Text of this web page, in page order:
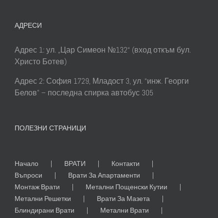
АДРЕСИ
Адрес 1: ул. „Цар Симеон №132“ (вход откъм бул.
Христо Ботев)
Адрес 2: София 1729, Младост 3, ул. “инж. Георги
Белов” – последна спирка автобус 305
ПОЛЕЗНИ СТРАНИЦИ
Начало ВРАТИ
Контакти
Въпроси
Врати За Апартаменти
Монтаж Врати
Метални Пощенски Кутии
Метални Решетки
Врати За Мазета
Блиндирани Врати
Метални Врати